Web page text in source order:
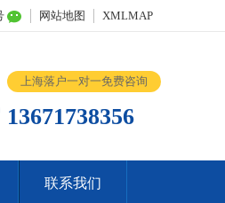
网站地图 XMLMAP
上海落户一对一免费咨询
13671738356
联系我们